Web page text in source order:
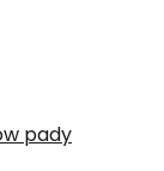
pady